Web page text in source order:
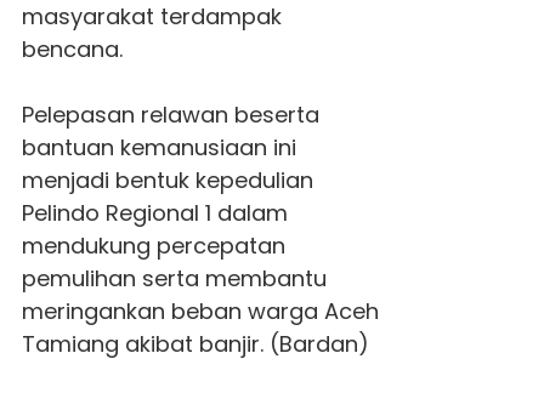
masyarakat terdampak
bencana.
Pelepasan relawan beserta
bantuan kemanusiaan ini
menjadi bentuk kepedulian
Pelindo Regional 1 dalam
mendukung percepatan
pemulihan serta membantu
meringankan beban warga Aceh
Tamiang akibat banjir. (Bardan)